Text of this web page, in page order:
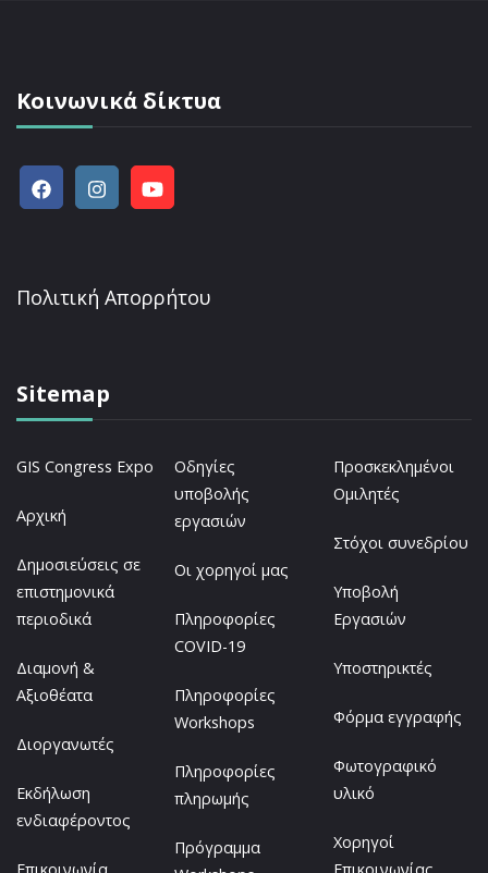
Κοινωνικά δίκτυα
Πολιτική Απορρήτου
Sitemap
GIS Congress Expo
Αρχική
Δημοσιεύσεις σε
επιστημονικά
περιοδικά
Διαμονή &
Αξιοθέατα
Διοργανωτές
Εκδήλωση
ενδιαφέροντος
Οδηγίες
υποβολής
εργασιών
Οι χορηγοί μας
Πληροφορίες
COVID-19
Πληροφορίες
Workshops
Πληροφορίες
πληρωμής
Πρόγραμμα
Προσκεκλημένοι
Ομιλητές
Στόχοι συνεδρίου
Υποβολή
Εργασιών
Υποστηρικτές
Φόρμα εγγραφής
Φωτογραφικό
υλικό
Χορηγοί